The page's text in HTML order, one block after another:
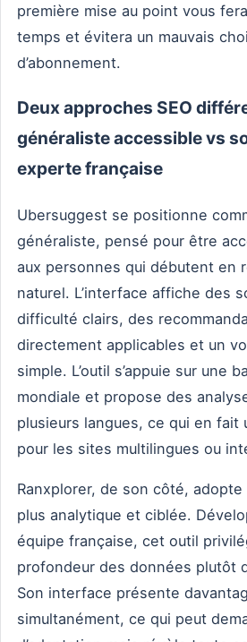
première mise au point vous
temps et évitera un mauvais
d’abonnement.
Deux approches SEO
généraliste accessible vs
experte française
Ubersuggest se positionne
généraliste, pensé pour être
aux personnes qui débutent en
naturel. L’interface affiche des
difficulté clairs, des
directement applicables et un
simple. L’outil s’appuie sur une
mondiale et propose des
plusieurs langues, ce qui en fait
pour les sites multilingues ou
Ranxplorer, de son côté,
plus analytique et ciblée.
équipe française, cet outil
profondeur des données plutôt
Son interface présente
simultanément, ce qui peut